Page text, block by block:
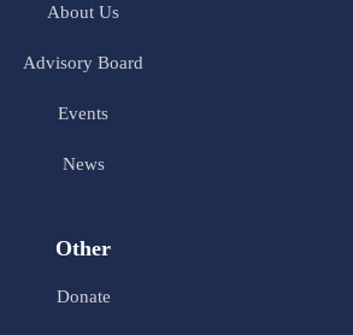
About Us
Advisory Board
Events
News
Other
Donate